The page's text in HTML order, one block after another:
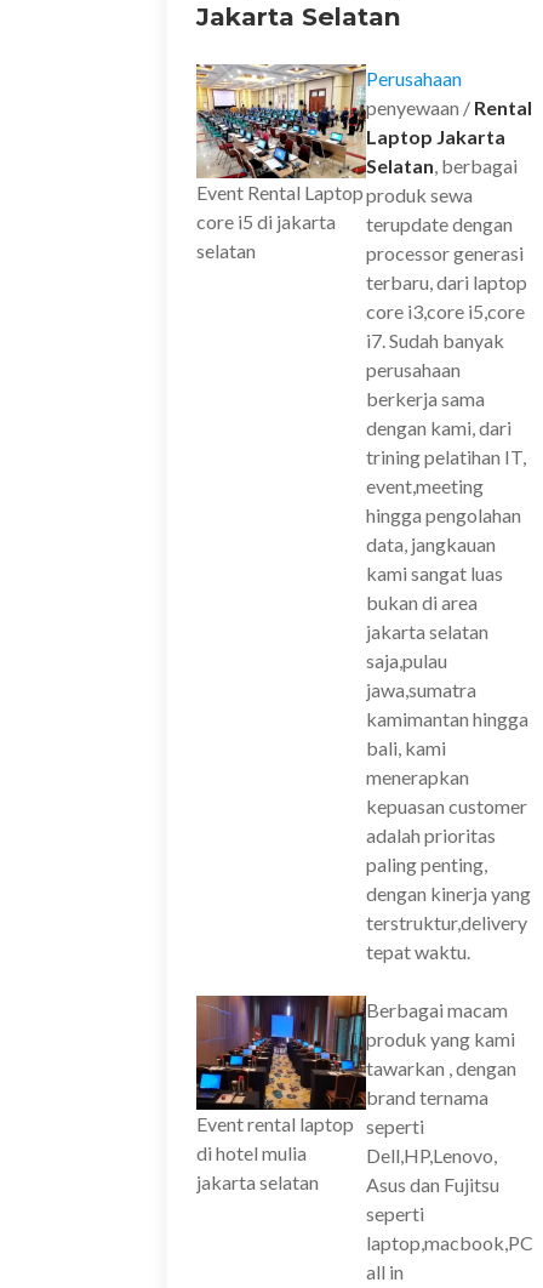
Jakarta Selatan
Event Rental Laptop
core i5 di jakarta
selatan
Perusahaan
penyewaan /Rental
Laptop Jakarta
Selatan, berbagai
produk sewa
terupdate dengan
processor generasi
terbaru, dari laptop
core i3,core i5,core
i7. Sudah banyak
perusahaan
berkerja sama
dengan kami, dari
trining pelatihan IT,
event,meeting
hingga pengolahan
data, jangkauan
kami sangat luas
bukan di area
jakarta selatan
saja,pulau
jawa,sumatra
kamimantan hingga
bali, kami
menerapkan
kepuasan customer
adalah prioritas
paling penting,
dengan kinerja yang
terstruktur,delivery
tepat waktu.
Event rental laptop
di hotel mulia
jakarta selatan
Berbagai macam
produk yang kami
tawarkan , dengan
brand ternama
seperti
Dell,HP,Lenovo,
Asus dan Fujitsu
seperti
laptop,macbook,PC
all in